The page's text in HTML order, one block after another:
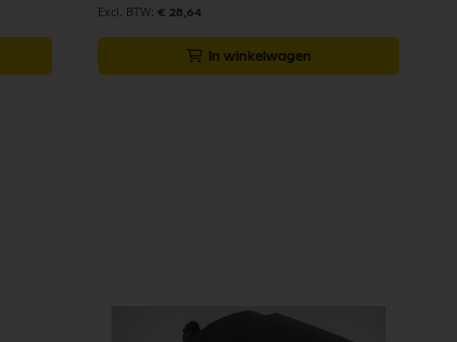
€ 28,64
In winkelwagen